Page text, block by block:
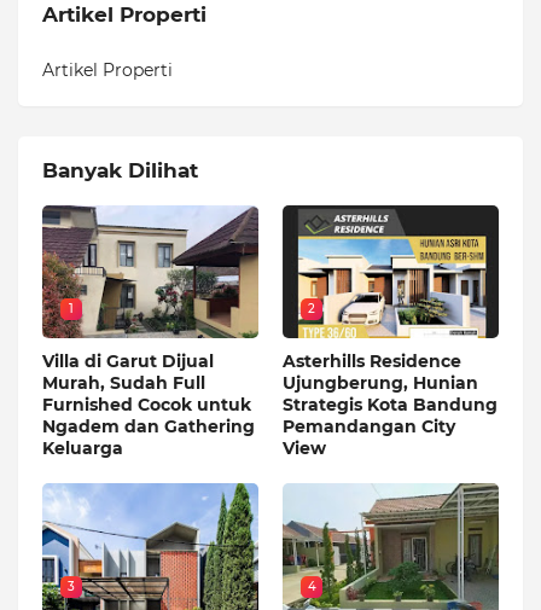
Artikel Properti
Artikel Properti
Banyak Dilihat
1
Villa di Garut Dijual
Murah, Sudah Full
Furnished Cocok untuk
Ngadem dan Gathering
Keluarga
2
Asterhills Residence
Ujungberung, Hunian
Strategis Kota Bandung
Pemandangan City
View
3 4